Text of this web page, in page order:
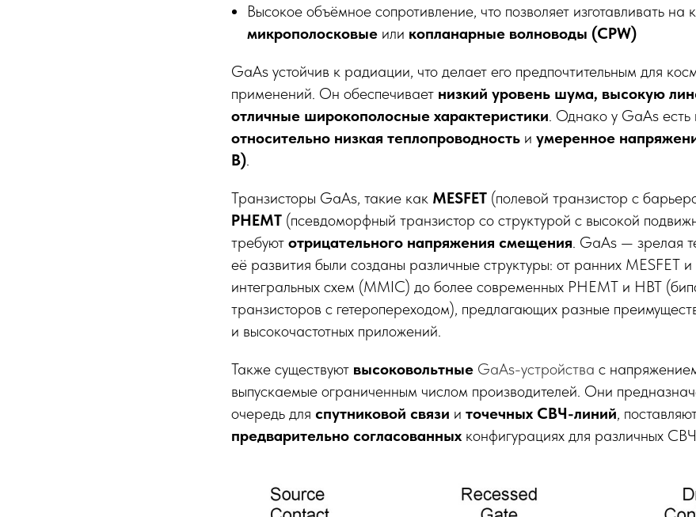
Высокое объёмное сопротивление, что позволяет изготавливать на
микрополосковые или копланарные волноводы (CPW)
GaAs устойчив к радиации, что делает его предпочтительным для
применений. Он обеспечивает низкий уровень шума, высокую
отличные широкополосные характеристики. Однако у GaAs есть
относительно низкая теплопроводность и умеренное
В).
Транзисторы GaAs, такие как MESFET (полевой транзистор с
PHEMT (псевдоморфный транзистор со структурой с высокой
требуют отрицательного напряжения смещения. GaAs — зрелая
её развития были созданы различные структуры: от ранних MESFET
интегральных схем (MMIC) до более современных PHEMT и HBT
транзисторов с гетеропереходом), предлагающих разные
и высокочастотных приложений.
Также существуют высоковольтные GaAs-устройства с
выпускаемые ограниченным числом производителей. Они
очередь для спутниковой связи и точечных СВЧ-линий,
предварительно согласованных конфигурациях для различных